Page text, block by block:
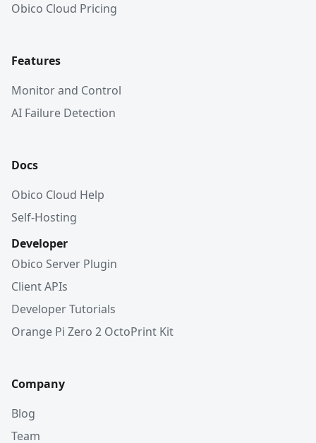
Obico Cloud Pricing
Features
Monitor and Control
AI Failure Detection
Docs
Obico Cloud Help
Self-Hosting
Developer
Obico Server Plugin
Client APIs
Developer Tutorials
Orange Pi Zero 2 OctoPrint Kit
Company
Blog
Team